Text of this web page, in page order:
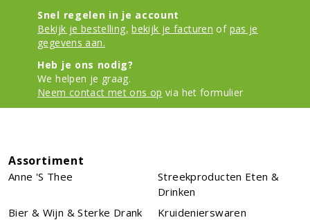
Snel regelen in je account
Bekijk je bestelling, bekijk je facturen of pas je
gegevens aan.
Heb je ons nodig?
We helpen je graag.
Neem contact met ons op via het formulier
Assortiment
Anne 's Thee
Streekproducten Eten &
Drinken
Bier & Wijn & Sterke Drank
Kruidenierswaren